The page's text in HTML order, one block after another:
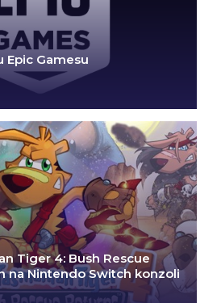
Epic Gamesu
Tiger 4: Bush Rescue
na Nintendo Switch konzoli